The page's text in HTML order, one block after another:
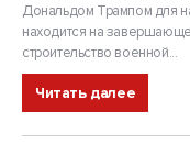
Дональдом Трампом для
находится на
строительство военной...
Читать далее